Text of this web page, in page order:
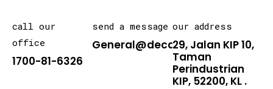
call our
office
1700-81-6326
send a message
General@decarton.asia
our address
29, Jalan KIP 10,
Taman
Perindustrian
KIP, 52200, KL .